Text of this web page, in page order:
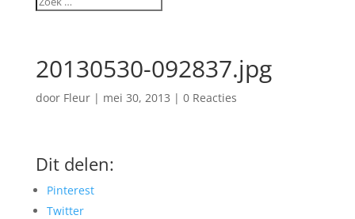
20130530-092837.jpg
door Fleur| mei 30, 2013 | 0 Reacties
Dit delen:
Pinterest
Twitter